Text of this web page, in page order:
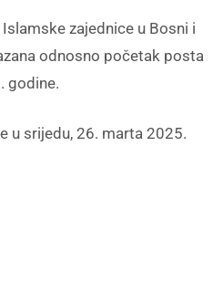
zajednice u Bosni i
odnosno početak posta
godine.
u srijedu, 26. marta 2025.